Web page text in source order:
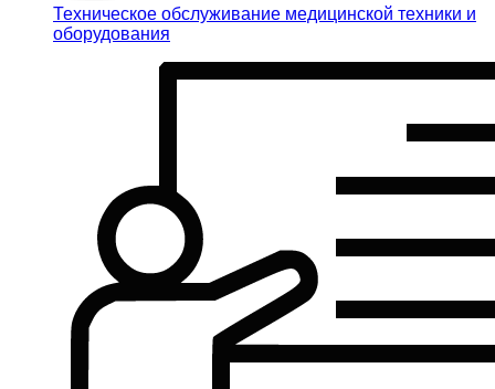
Техническое обслуживание медицинской техники и
оборудования